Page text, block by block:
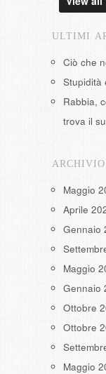
ULTIMI
Ciò che
Stupidità
Rabbia,
trova il
Maggio
Aprile
Gennaio
Maggio
Gennaio
Ottobre
Ottobre
Maggio